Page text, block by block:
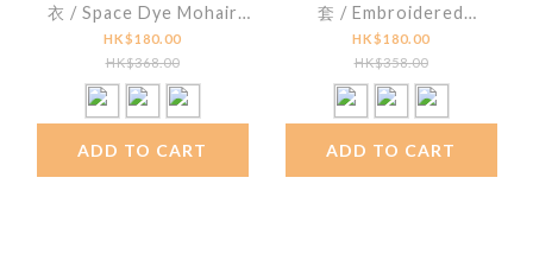
衣 / Space Dye Mohair
Back-Tie Sweater
HK$180.00
HK$368.00
ADD TO CART
套 / Embroidered
Contrast Pocket Cable
Knit Cardigan
HK$180.00
HK$358.00
ADD TO CART